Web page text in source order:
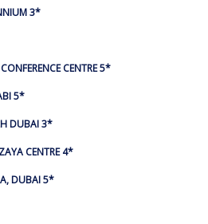
3*
CENTRE 5*
5*
DUBAI 3*
CENTRE 4*
DUBAI 5*